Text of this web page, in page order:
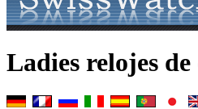
Ladies relojes